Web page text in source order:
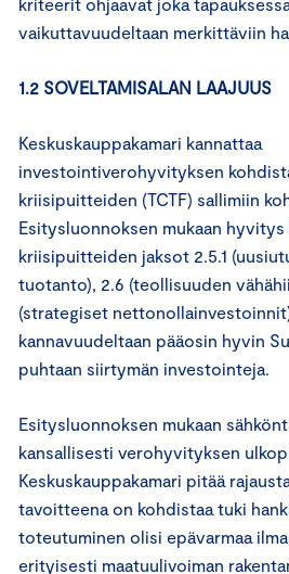
vaikuttavuudeltaan merkittäviin
1.2 SOVELTAMISALAN LAAJUUS
Keskuskauppakamari kannattaa
investointiverohyvityksen
kriisipuitteiden (TCTF) sallimiin
Esitysluonnoksen mukaan hyvitys
kriisipuitteiden jaksot 2.5.1
tuotanto), 2.6 (teollisuuden
(strategiset
kannavuudeltaan pääosin hyvin
puhtaan siirtymän investointeja.
Esitysluonnoksen mukaan
kansallisesti verohyvityksen
Keskuskauppakamari pitää
tavoitteena on kohdistaa tuki
toteutuminen olisi epävarmaa
erityisesti maatuulivoiman